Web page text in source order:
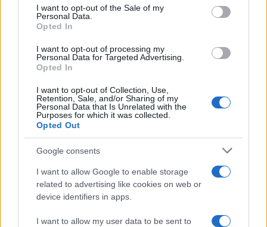
consent section.
I want to opt-out of the Sale of my
Personal Data.
Opted In
I want to opt-out of processing my
Personal Data for Targeted Advertising.
Opted In
I want to opt-out of Collection, Use,
Retention, Sale, and/or Sharing of my
Personal Data that Is Unrelated with the
Purposes for which it was collected.
Opted Out
Google consents
I want to allow Google to enable storage
related to advertising like cookies on web or
device identifiers in apps.
I want to allow my user data to be sent to
Continuez la lecture
NEWS